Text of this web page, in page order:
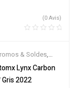
(0 Avis)
& Soldes,
,VTT
Lynx Carbon
2022